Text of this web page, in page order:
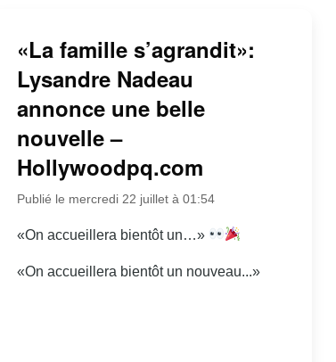
«La famille s’agrandit»:
Lysandre Nadeau
annonce une belle
nouvelle –
Hollywoodpq.com
Publié le mercredi 22 juillet à 01:54
«On accueillera bientôt un…»
«On accueillera bientôt un nouveau...»